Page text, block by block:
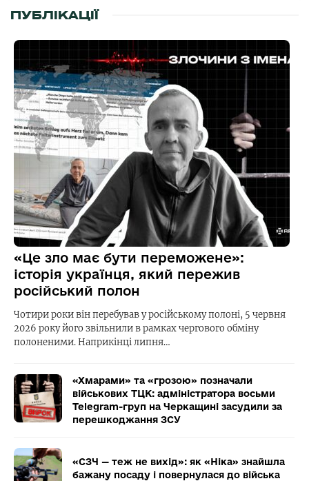
ПУБЛІКАЦІЇ
«Це зло має бути переможене»:
історія українця, який пережив
російський полон
Чотири роки він перебував у російському полоні, 5 червня
2026 року його звільнили в рамках чергового обміну
полоненими. Наприкінці липня…
«Хмарами» та «грозою» позначали
військових ТЦК: адміністратора восьми
Telegram-груп на Черкащині засудили за
перешкоджання ЗСУ
«СЗЧ — теж не вихід»: як «Ніка» знайшла
бажану посаду і повернулася до війська